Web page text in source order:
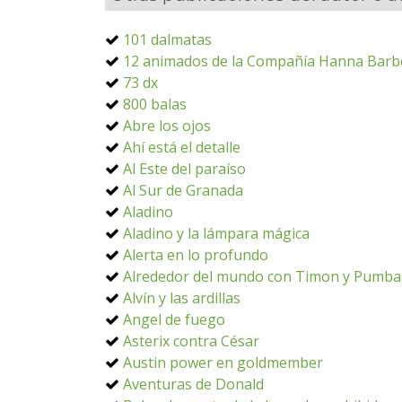
101 dalmatas
12 animados de la Compañía Hanna
73 dx
800 balas
Abre los ojos
Ahí está el detalle
Al Este del paraíso
Al Sur de Granada
Aladino
Aladino y la lámpara mágica
Alerta en lo profundo
Alrededor del mundo con Timon y Pumba
Alvín y las ardillas
Angel de fuego
Asterix contra César
Austin power en goldmember
Aventuras de Donald